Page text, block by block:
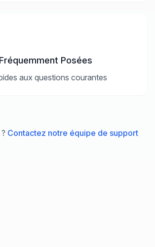
Posées
aux questions courantes
Contactez notre équipe de support